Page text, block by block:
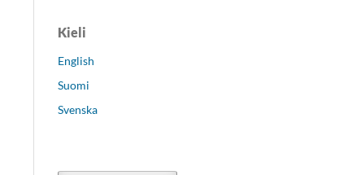
Kieli
English
Suomi
Svenska